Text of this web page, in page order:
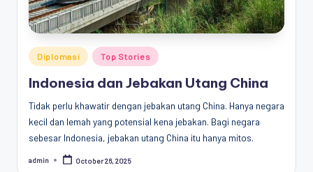
Posted
in
Diplomasi Top Stories
Indonesia dan Jebakan Utang China
Tidak perlu khawatir dengan jebakan utang China. Hanya negara
kecil dan lemah yang potensial kena jebakan. Bagi negara
sebesar Indonesia, jebakan utang China itu hanya mitos.
Posted
admin October 26, 2025